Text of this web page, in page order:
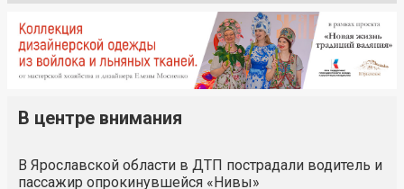
В центре внимания
В Ярославской области в ДТП пострадали водитель и
пассажир опрокинувшейся «Нивы»